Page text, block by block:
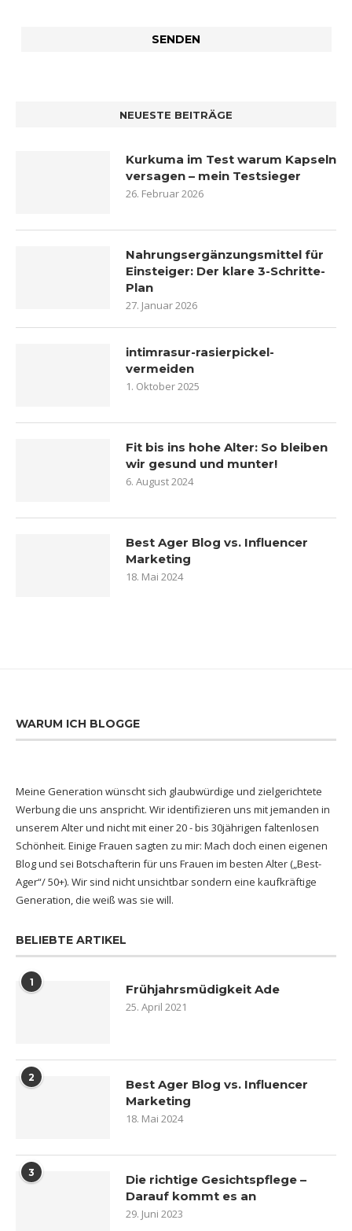
NEUESTE BEITRÄGE
Kurkuma im Test warum Kapseln
versagen – mein Testsieger
26. Februar 2026
Nahrungsergänzungsmittel für
Einsteiger: Der klare 3-Schritte-
Plan
27. Januar 2026
intimrasur-rasierpickel-
vermeiden
1. Oktober 2025
Fit bis ins hohe Alter: So bleiben
wir gesund und munter!
6. August 2024
Best Ager Blog vs. Influencer
Marketing
18. Mai 2024
WARUM ICH BLOGGE
Meine Generation wünscht sich glaubwürdige und zielgerichtete
Werbung die uns anspricht. Wir identifizieren uns mit jemanden in
unserem Alter und nicht mit einer 20 - bis 30jährigen faltenlosen
Schönheit. Einige Frauen sagten zu mir: Mach doch einen eigenen
Blog und sei Botschafterin für uns Frauen im besten Alter („Best-
Ager“/ 50+). Wir sind nicht unsichtbar sondern eine kaufkräftige
Generation, die weiß was sie will.
BELIEBTE ARTIKEL
1 Frühjahrsmüdigkeit Ade
25. April 2021
2
Best Ager Blog vs. Influencer
Marketing
18. Mai 2024
3
Die richtige Gesichtspflege –
Darauf kommt es an
29. Juni 2023